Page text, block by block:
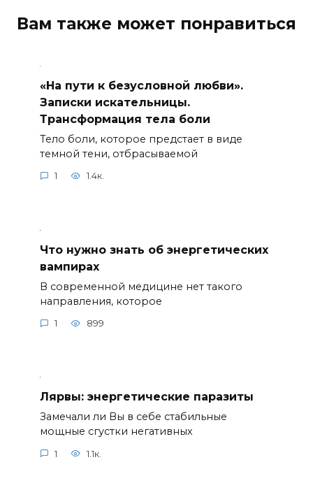
Вам также может понравиться
«На пути к безусловной любви».
Записки искательницы.
Трансформация тела боли
Тело боли, которое предстает в виде
темной тени, отбрасываемой
1 1.4к.
Что нужно знать об энергетических
вампирах
В современной медицине нет такого
направления, которое
1 899
Лярвы: энергетические паразиты
Замечали ли Вы в себе стабильные
мощные сгустки негативных
1 1.1к.